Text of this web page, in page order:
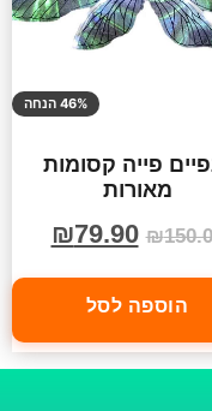
46% הנחה
פייה קסומות
מאורות
₪
₪79.90
הוספה לסל